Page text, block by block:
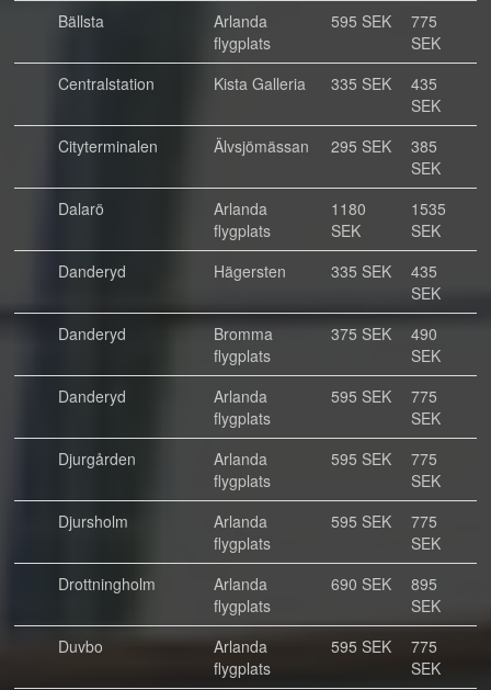
Bällsta
Arlanda
flygplats
595 SEK
775
SEK
Centralstation
Kista Galleria 335 SEK
435
SEK
Cityterminalen
Älvsjömässan 295 SEK
385
SEK
Dalarö
Arlanda
flygplats
1180
SEK
1535
SEK
Danderyd
Hägersten 335 SEK
435
SEK
Danderyd
Bromma
flygplats
375 SEK
490
SEK
Danderyd
Arlanda
flygplats
595 SEK
775
SEK
Djurgården
Arlanda
flygplats
595 SEK
775
SEK
Djursholm
Arlanda
flygplats
595 SEK
775
SEK
Drottningholm
Arlanda
flygplats
690 SEK
895
SEK
Duvbo
Arlanda
flygplats
595 SEK
775
SEK